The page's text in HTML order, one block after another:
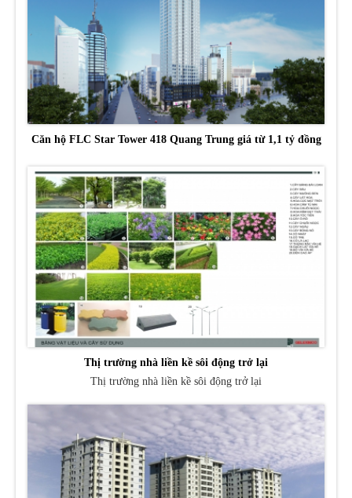
Căn hộ FLC Star Tower 418 Quang Trung giá từ 1,1 tỷ đồng
Thị trường nhà liền kề sôi động trở lại
Thị trường nhà liền kề sôi động trở lại